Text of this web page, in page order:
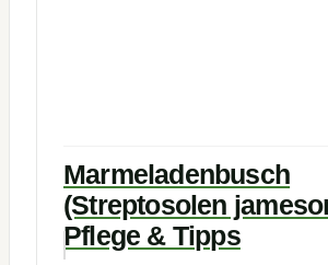
Marmeladenbusch
(Streptosolen
Pflege & Tipps